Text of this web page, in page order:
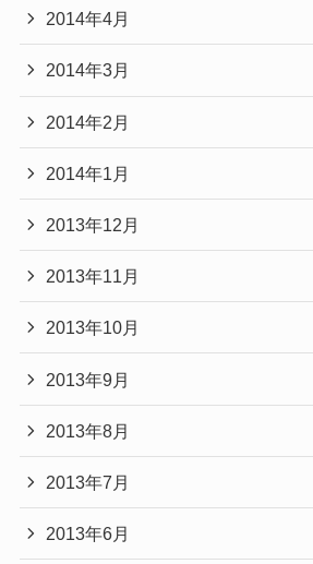
2014年4月
2014年3月
2014年2月
2014年1月
2013年12月
2013年11月
2013年10月
2013年9月
2013年8月
2013年7月
2013年6月